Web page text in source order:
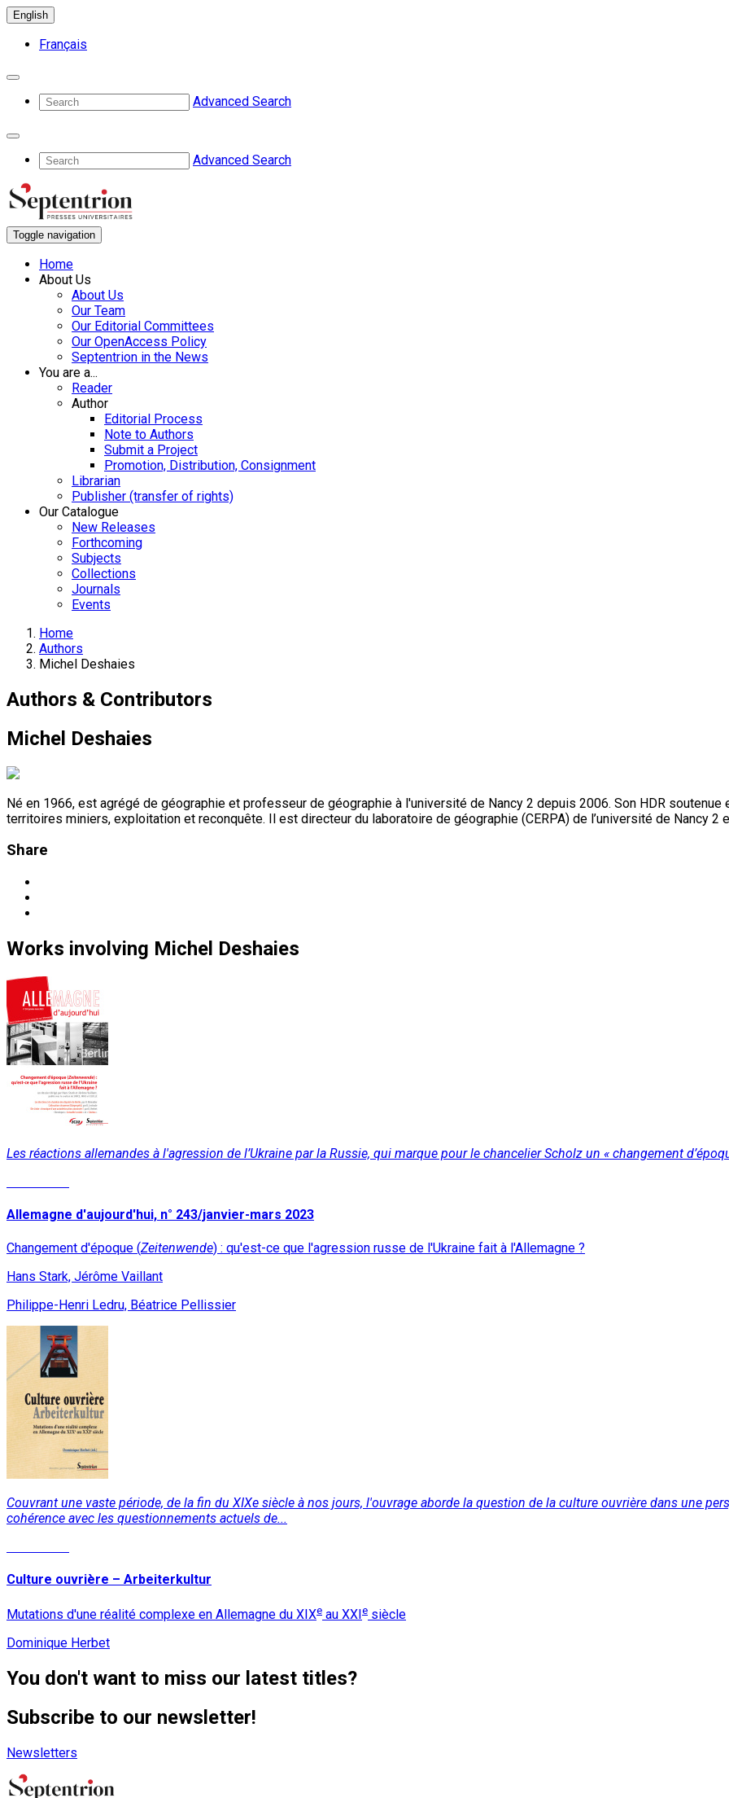
English
Français
Advanced Search
Advanced Search
Toggle navigation
Home
About Us
About Us
Our Team
Our Editorial Committees
Our OpenAccess Policy
Septentrion in the News
You are a...
Reader
Author
Editorial Process
Note to Authors
Submit a Project
Promotion, Distribution, Consignment
Librarian
Publisher (transfer of rights)
Our Catalogue
New Releases
Forthcoming
Subjects
Collections
Journals
Events
Home
Authors
Michel Deshaies
Authors & Contributors
Michel Deshaies
Né en 1966, est agrégé de géographie et professeur de géographie à l'université de Nancy 2 depuis 2006. Son HDR
territoires miniers, exploitation et reconquête. Il est directeur du laboratoire de géographie (CERPA) de l’université de Nancy 2
Share
Works involving Michel Deshaies
Les réactions allemandes à l'agression de l’Ukraine par la Russie, qui marque pour le chancelier Scholz un « changement
Allemagne d'aujourd'hui, n° 243/janvier-mars 2023
Changement d'époque (Zeitenwende) : qu'est-ce que l'agression russe de l'Ukraine fait à l'Allemagne ?
Hans Stark, Jérôme Vaillant
Philippe-Henri Ledru, Béatrice Pellissier
Couvrant une vaste période, de la fin du XIXe siècle à nos jours, l'ouvrage aborde la question de la culture ouvrière dans une
cohérence avec les questionnements actuels de...
Culture ouvrière – Arbeiterkultur
Mutations d'une réalité complexe en Allemagne du XIXe au XXI e siècle
Dominique Herbet
You don't want to miss our latest titles?
Subscribe to our newsletter!
Newsletters